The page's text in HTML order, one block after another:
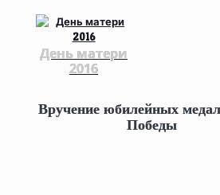
День матери
2016
Вручение юбилейных
Победы